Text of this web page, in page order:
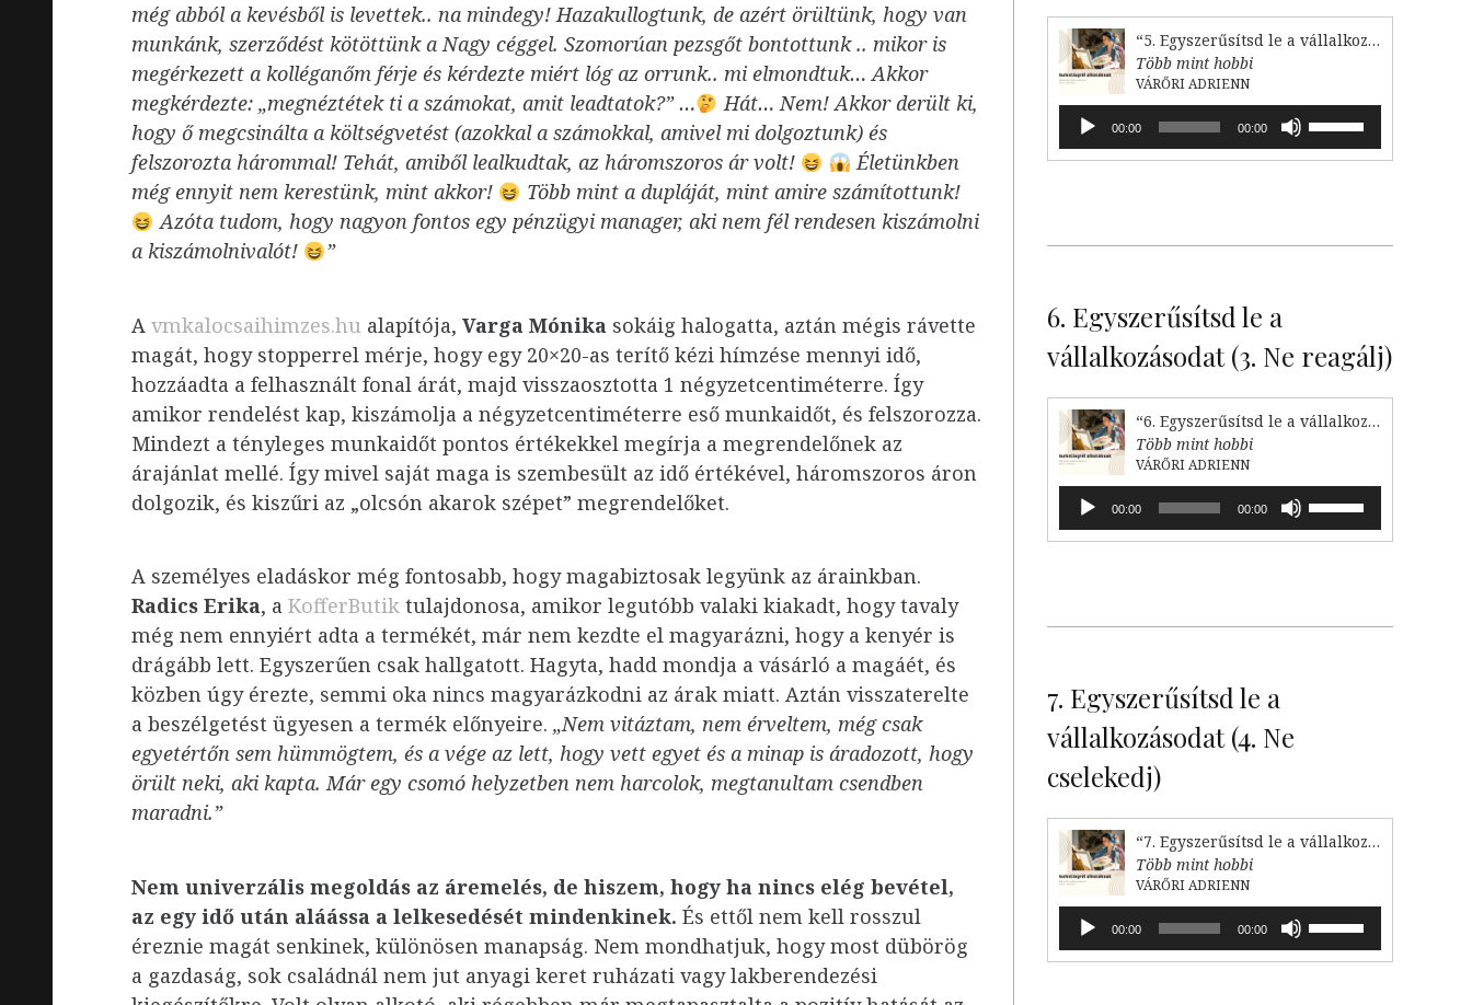
még abból a kevésből is levettek.. na mindegy! Hazakullogtunk, de azért örültünk, hogy van
munkánk, szerződést kötöttünk a Nagy céggel. Szomorúan pezsgőt bontottunk .. mikor is
megérkezett a kolléganőm férje és kérdezte miért lóg az orrunk.. mi elmondtuk… Akkor
megkérdezte: „megnéztétek ti a számokat, amit leadtatok?” …
Hát… Nem! Akkor derült ki,
hogy ő megcsinálta a költségvetést (azokkal a számokkal, amivel mi dolgoztunk) és
felszorozta hárommal! Tehát, amiből lealkudtak, az háromszoros ár volt!
Életünkben
még ennyit nem kerestünk, mint akkor!
Több mint a dupláját, mint amire számítottunk!
Azóta tudom, hogy nagyon fontos egy pénzügyi manager, aki nem fél rendesen kiszámolni
a kiszámolnivalót!
”
A vmkalocsaihimzes.hu alapítója, Varga Mónika sokáig halogatta, aztán mégis rávette
magát, hogy stopperrel mérje, hogy egy 20×20-as terítő kézi hímzése mennyi idő,
hozzáadta a felhasznált fonal árát, majd visszaosztotta 1 négyzetcentiméterre. Így
amikor rendelést kap, kiszámolja a négyzetcentiméterre eső munkaidőt, és felszorozza.
Mindezt a tényleges munkaidőt pontos értékekkel megírja a megrendelőnek az
árajánlat mellé. Így mivel saját maga is szembesült az idő értékével, háromszoros áron
dolgozik, és kiszűri az „olcsón akarok szépet” megrendelőket.
A személyes eladáskor még fontosabb, hogy magabiztosak legyünk az árainkban.
Radics Erika, a KofferButik tulajdonosa, amikor legutóbb valaki kiakadt, hogy tavaly
még nem ennyiért adta a termékét, már nem kezdte el magyarázni, hogy a kenyér is
drágább lett. Egyszerűen csak hallgatott. Hagyta, hadd mondja a vásárló a magáét, és
közben úgy érezte, semmi oka nincs magyarázkodni az árak miatt. Aztán visszaterelte
a beszélgetést ügyesen a termék előnyeire. „Nem vitáztam, nem érveltem, még csak
egyetértőn sem hümmögtem, és a vége az lett, hogy vett egyet és a minap is áradozott, hogy
örült neki, aki kapta. Már egy csomó helyzetben nem harcolok, megtanultam csendben
maradni.”
Nem univerzális megoldás az áremelés, de hiszem, hogy ha nincs elég bevétel,
az egy idő után aláássa a lelkesedését mindenkinek. És ettől nem kell rosszul
éreznie magát senkinek, különösen manapság. Nem mondhatjuk, hogy most dübörög
a gazdaság, sok családnál nem jut anyagi keret ruházati vagy lakberendezési
“5. Egyszerűsítsd le a vállalkozásodat! (2. Válaszd le)”
Több mint hobbi
VÁRŐRI ADRIENN
Audió
lejátszó00:00 00:00
hangerő
növeléséhez,
Fel/Le
6. Egyszerűsítsd le a
vállalkozásodat (3. Ne reagálj)
“6. Egyszerűsítsd le a vállalkozásodat (3. Ne reagálj)”
Több mint hobbi
VÁRŐRI ADRIENN
Audió
lejátszó00:00 00:00
hangerő
növeléséhez,
Fel/Le
7. Egyszerűsítsd le a
vállalkozásodat (4. Ne
cselekedj)
“7. Egyszerűsítsd le a vállalkozásodat (4. Ne cselekedj)”
Több mint hobbi
VÁRŐRI ADRIENN
Audió
lejátszó00:00 00:00
hangerő
növeléséhez,